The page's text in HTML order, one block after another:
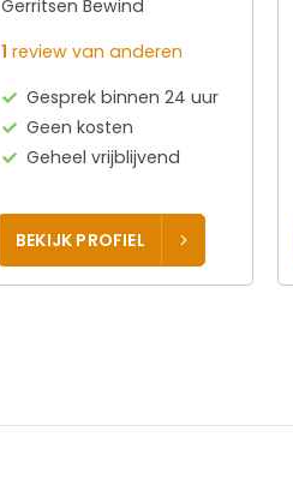
Gerritsen Bewind
1 review van anderen
Gesprek binnen 24 uur
Geen kosten
Geheel vrijblijvend
BEKIJK PROFIEL